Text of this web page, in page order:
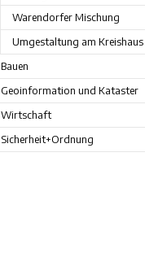
Warendorfer Mischung
Umgestaltung am Kreishaus
Bauen
Geoinformation und Kataster
Wirtschaft
Sicherheit+Ordnung